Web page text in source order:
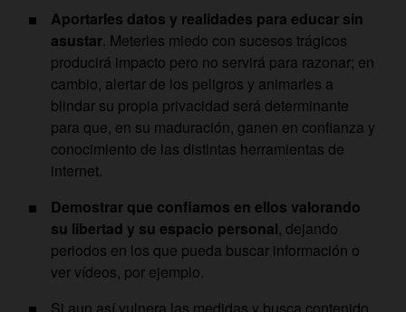
Aportarles datos y realidades para educar sin
asustar. Meterles miedo con sucesos trágicos
producirá impacto pero no servirá para razonar; en
cambio, alertar de los peligros y animarles a
blindar su propia privacidad será determinante
para que, en su maduración, ganen en confianza y
conocimiento de las distintas herramientas de
internet.
Demostrar que confiamos en ellos valorando
su libertad y su espacio personal, dejando
periodos en los que pueda buscar información o
ver vídeos, por ejemplo.
Si aun así vulnera las medidas y busca contenido